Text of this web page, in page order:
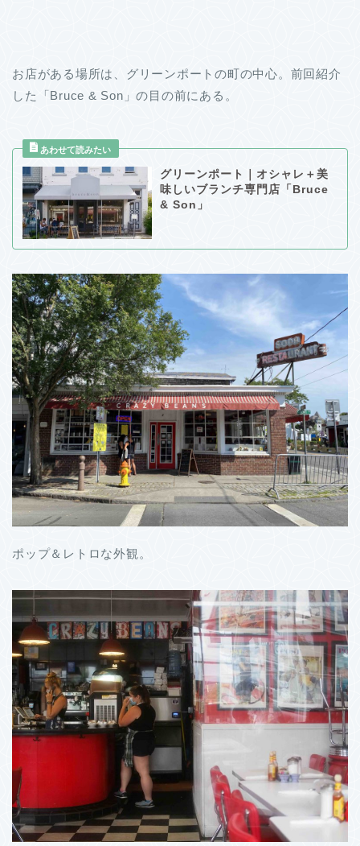
お店がある場所は、グリーンポートの町の中心。前回紹介
した「Bruce & Son」の目の前にある。
グリーンポート｜オシャレ＋美
味しいブランチ専門店「Bruce
& Son」
ポップ＆レトロな外観。